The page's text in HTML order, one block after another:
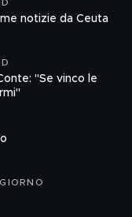
notizie da Ceuta
"Se vinco le